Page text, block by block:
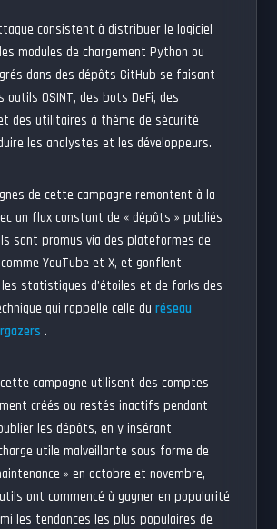
consistent à distribuer le logiciel
modules de chargement Python ou
dans des dépôts GitHub se faisant
outils OSINT, des bots DeFi, des
des utilitaires à thème de sécurité
les analystes et les développeurs.
de cette campagne remontent à la
un flux constant de « dépôts » publiés
sont promus via des plateformes de
YouTube et X, et gonflent
statistiques d’étoiles et de forks des
qui rappelle celle duréseau
.
campagne utilisent des comptes
créés ou restés inactifs pendant
les dépôts, en y insérant
utile malveillante sous forme de
» en octobre et novembre,
ont commencé à gagner en popularité
les tendances les plus populaires de